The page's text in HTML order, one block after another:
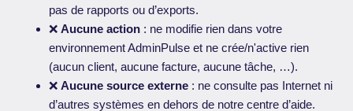
pas de rapports ou d’exports.
❌Aucune action : ne modifie rien dans votre
environnement AdminPulse et ne crée/n'active rien
(aucun client, aucune facture, aucune tâche, …).
❌Aucune source externe : ne consulte pas Internet ni
d’autres systèmes en dehors de notre centre d’aide.